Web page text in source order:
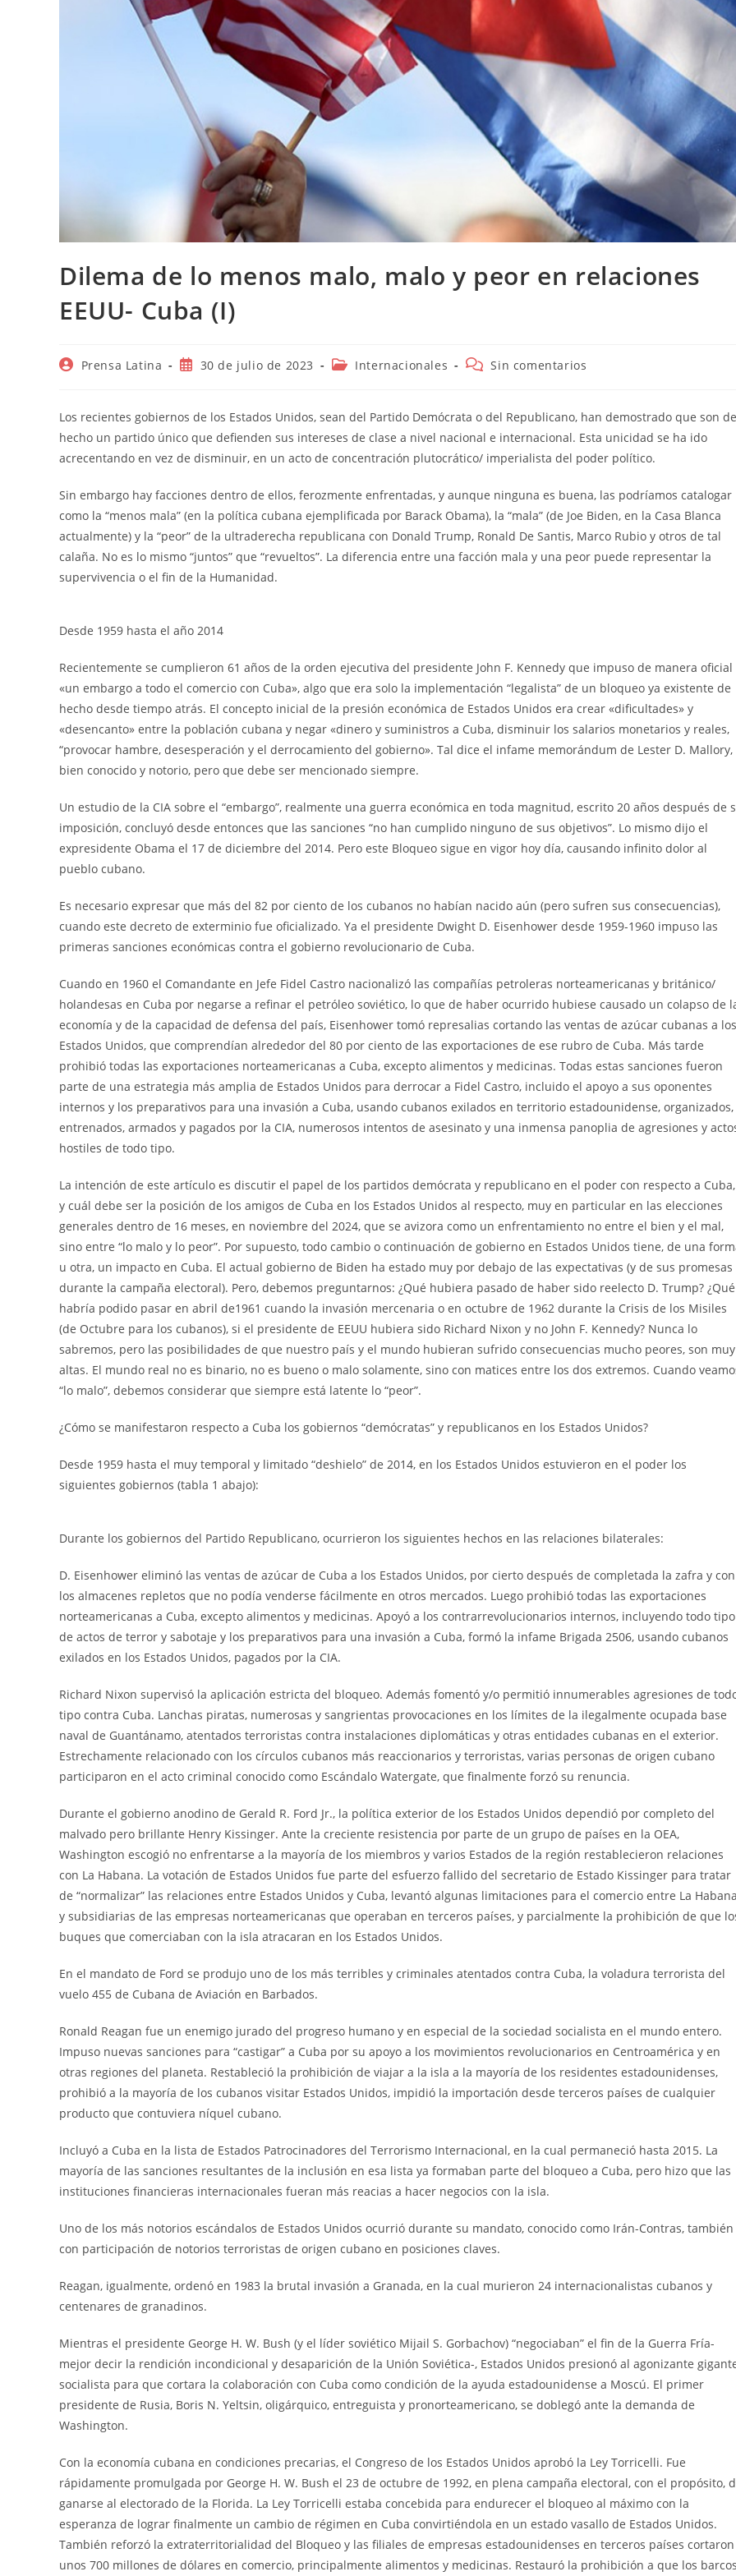
Dilema de lo menos malo, malo y peor en relaciones
EEUU- Cuba (I)
Autor
entrada:
Prensa Latina
Publicación
entrada:
30 de julio de 2023
Categoría
entrada:
Internacionales
Comentarios
entrada:
Sin comentarios
Los recientes gobiernos de los Estados Unidos, sean del Partido Demócrata o del Republicano, han demostrado que son de
hecho un partido único que defienden sus intereses de clase a nivel nacional e internacional. Esta unicidad se ha ido
acrecentando en vez de disminuir, en un acto de concentración plutocrático/ imperialista del poder político.
Sin embargo hay facciones dentro de ellos, ferozmente enfrentadas, y aunque ninguna es buena, las podríamos catalogar
como la “menos mala” (en la política cubana ejemplificada por Barack Obama), la “mala” (de Joe Biden, en la Casa Blanca
actualmente) y la “peor” de la ultraderecha republicana con Donald Trump, Ronald De Santis, Marco Rubio y otros de tal
calaña. No es lo mismo “juntos” que “revueltos”. La diferencia entre una facción mala y una peor puede representar la
supervivencia o el fin de la Humanidad.
Desde 1959 hasta el año 2014
Recientemente se cumplieron 61 años de la orden ejecutiva del presidente John F. Kennedy que impuso de manera oficial
«un embargo a todo el comercio con Cuba», algo que era solo la implementación “legalista” de un bloqueo ya existente de
hecho desde tiempo atrás. El concepto inicial de la presión económica de Estados Unidos era crear «dificultades» y
«desencanto» entre la población cubana y negar «dinero y suministros a Cuba, disminuir los salarios monetarios y reales,
“provocar hambre, desesperación y el derrocamiento del gobierno». Tal dice el infame memorándum de Lester D. Mallory,
bien conocido y notorio, pero que debe ser mencionado siempre.
Un estudio de la CIA sobre el “embargo”, realmente una guerra económica en toda magnitud, escrito 20 años después de
imposición, concluyó desde entonces que las sanciones “no han cumplido ninguno de sus objetivos”. Lo mismo dijo el
expresidente Obama el 17 de diciembre del 2014. Pero este Bloqueo sigue en vigor hoy día, causando infinito dolor al
pueblo cubano.
Es necesario expresar que más del 82 por ciento de los cubanos no habían nacido aún (pero sufren sus consecuencias),
cuando este decreto de exterminio fue oficializado. Ya el presidente Dwight D. Eisenhower desde 1959-1960 impuso las
primeras sanciones económicas contra el gobierno revolucionario de Cuba.
Cuando en 1960 el Comandante en Jefe Fidel Castro nacionalizó las compañías petroleras norteamericanas y británico/
holandesas en Cuba por negarse a refinar el petróleo soviético, lo que de haber ocurrido hubiese causado un colapso de
economía y de la capacidad de defensa del país, Eisenhower tomó represalias cortando las ventas de azúcar cubanas a los
Estados Unidos, que comprendían alrededor del 80 por ciento de las exportaciones de ese rubro de Cuba. Más tarde
prohibió todas las exportaciones norteamericanas a Cuba, excepto alimentos y medicinas. Todas estas sanciones fueron
parte de una estrategia más amplia de Estados Unidos para derrocar a Fidel Castro, incluido el apoyo a sus oponentes
internos y los preparativos para una invasión a Cuba, usando cubanos exilados en territorio estadounidense, organizados,
entrenados, armados y pagados por la CIA, numerosos intentos de asesinato y una inmensa panoplia de agresiones y
hostiles de todo tipo.
La intención de este artículo es discutir el papel de los partidos demócrata y republicano en el poder con respecto a Cuba,
y cuál debe ser la posición de los amigos de Cuba en los Estados Unidos al respecto, muy en particular en las elecciones
generales dentro de 16 meses, en noviembre del 2024, que se avizora como un enfrentamiento no entre el bien y el mal,
sino entre “lo malo y lo peor”. Por supuesto, todo cambio o continuación de gobierno en Estados Unidos tiene, de una
u otra, un impacto en Cuba. El actual gobierno de Biden ha estado muy por debajo de las expectativas (y de sus promesas
durante la campaña electoral). Pero, debemos preguntarnos: ¿Qué hubiera pasado de haber sido reelecto D. Trump? ¿Qué
habría podido pasar en abril de1961 cuando la invasión mercenaria o en octubre de 1962 durante la Crisis de los Misiles
(de Octubre para los cubanos), si el presidente de EEUU hubiera sido Richard Nixon y no John F. Kennedy? Nunca lo
sabremos, pero las posibilidades de que nuestro país y el mundo hubieran sufrido consecuencias mucho peores, son muy
altas. El mundo real no es binario, no es bueno o malo solamente, sino con matices entre los dos extremos. Cuando
“lo malo”, debemos considerar que siempre está latente lo “peor”.
¿Cómo se manifestaron respecto a Cuba los gobiernos “demócratas” y republicanos en los Estados Unidos?
Desde 1959 hasta el muy temporal y limitado “deshielo” de 2014, en los Estados Unidos estuvieron en el poder los
siguientes gobiernos (tabla 1 abajo):
Durante los gobiernos del Partido Republicano, ocurrieron los siguientes hechos en las relaciones bilaterales:
D. Eisenhower eliminó las ventas de azúcar de Cuba a los Estados Unidos, por cierto después de completada la zafra y con
los almacenes repletos que no podía venderse fácilmente en otros mercados. Luego prohibió todas las exportaciones
norteamericanas a Cuba, excepto alimentos y medicinas. Apoyó a los contrarrevolucionarios internos, incluyendo todo tipo
de actos de terror y sabotaje y los preparativos para una invasión a Cuba, formó la infame Brigada 2506, usando cubanos
exilados en los Estados Unidos, pagados por la CIA.
Richard Nixon supervisó la aplicación estricta del bloqueo. Además fomentó y/o permitió innumerables agresiones de
tipo contra Cuba. Lanchas piratas, numerosas y sangrientas provocaciones en los límites de la ilegalmente ocupada base
naval de Guantánamo, atentados terroristas contra instalaciones diplomáticas y otras entidades cubanas en el exterior.
Estrechamente relacionado con los círculos cubanos más reaccionarios y terroristas, varias personas de origen cubano
participaron en el acto criminal conocido como Escándalo Watergate, que finalmente forzó su renuncia.
Durante el gobierno anodino de Gerald R. Ford Jr., la política exterior de los Estados Unidos dependió por completo del
malvado pero brillante Henry Kissinger. Ante la creciente resistencia por parte de un grupo de países en la OEA,
Washington escogió no enfrentarse a la mayoría de los miembros y varios Estados de la región restablecieron relaciones
con La Habana. La votación de Estados Unidos fue parte del esfuerzo fallido del secretario de Estado Kissinger para tratar
de “normalizar” las relaciones entre Estados Unidos y Cuba, levantó algunas limitaciones para el comercio entre La Habana
y subsidiarias de las empresas norteamericanas que operaban en terceros países, y parcialmente la prohibición de que
buques que comerciaban con la isla atracaran en los Estados Unidos.
En el mandato de Ford se produjo uno de los más terribles y criminales atentados contra Cuba, la voladura terrorista del
vuelo 455 de Cubana de Aviación en Barbados.
Ronald Reagan fue un enemigo jurado del progreso humano y en especial de la sociedad socialista en el mundo entero.
Impuso nuevas sanciones para “castigar” a Cuba por su apoyo a los movimientos revolucionarios en Centroamérica y en
otras regiones del planeta. Restableció la prohibición de viajar a la isla a la mayoría de los residentes estadounidenses,
prohibió a la mayoría de los cubanos visitar Estados Unidos, impidió la importación desde terceros países de cualquier
producto que contuviera níquel cubano.
Incluyó a Cuba en la lista de Estados Patrocinadores del Terrorismo Internacional, en la cual permaneció hasta 2015. La
mayoría de las sanciones resultantes de la inclusión en esa lista ya formaban parte del bloqueo a Cuba, pero hizo que las
instituciones financieras internacionales fueran más reacias a hacer negocios con la isla.
Uno de los más notorios escándalos de Estados Unidos ocurrió durante su mandato, conocido como Irán-Contras, también
con participación de notorios terroristas de origen cubano en posiciones claves.
Reagan, igualmente, ordenó en 1983 la brutal invasión a Granada, en la cual murieron 24 internacionalistas cubanos y
centenares de granadinos.
Mientras el presidente George H. W. Bush (y el líder soviético Mijail S. Gorbachov) “negociaban” el fin de la Guerra Fría-
mejor decir la rendición incondicional y desaparición de la Unión Soviética-, Estados Unidos presionó al agonizante
socialista para que cortara la colaboración con Cuba como condición de la ayuda estadounidense a Moscú. El primer
presidente de Rusia, Boris N. Yeltsin, oligárquico, entreguista y pronorteamericano, se doblegó ante la demanda de
Washington.
Con la economía cubana en condiciones precarias, el Congreso de los Estados Unidos aprobó la Ley Torricelli. Fue
rápidamente promulgada por George H. W. Bush el 23 de octubre de 1992, en plena campaña electoral, con el propósito,
ganarse al electorado de la Florida. La Ley Torricelli estaba concebida para endurecer el bloqueo al máximo con la
esperanza de lograr finalmente un cambio de régimen en Cuba convirtiéndola en un estado vasallo de Estados Unidos.
También reforzó la extraterritorialidad del Bloqueo y las filiales de empresas estadounidenses en terceros países cortaron
unos 700 millones de dólares en comercio, principalmente alimentos y medicinas. Restauró la prohibición a que los barcos